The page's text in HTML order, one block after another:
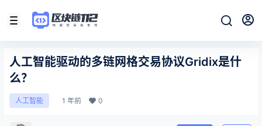
人工智能驱动的多链网格交易协议Gridix是什
么？
人工智能 1 年前 0